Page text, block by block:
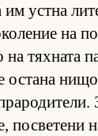
им ус­тна
на
на тях­ната
ос­тана
пос­ве­тени